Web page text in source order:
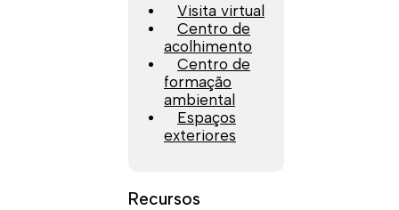
Visita virtual
Centro de
acolhimento
Centro de
formação
ambiental
Espaços
exteriores
Recursos